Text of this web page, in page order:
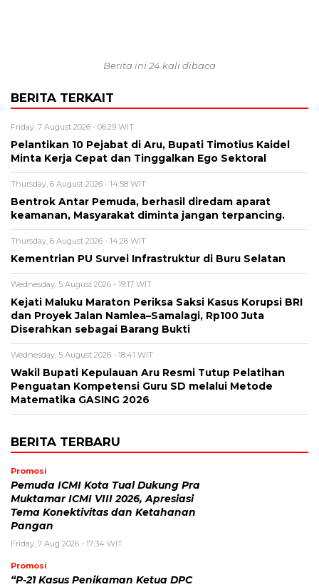
Berita ini 24 kali dibaca
BERITA TERKAIT
Friday, 7 August 2026 - 06:29 WIT
Pelantikan 10 Pejabat di Aru, Bupati Timotius Kaidel
Minta Kerja Cepat dan Tinggalkan Ego Sektoral
Thursday, 6 August 2026 - 14:58 WIT
Bentrok Antar Pemuda, berhasil diredam aparat
keamanan, Masyarakat diminta jangan terpancing.
Thursday, 6 August 2026 - 14:26 WIT
Kementrian PU Survei Infrastruktur di Buru Selatan
Wednesday, 5 August 2026 - 19:17 WIT
Kejati Maluku Maraton Periksa Saksi Kasus Korupsi BRI
dan Proyek Jalan Namlea–Samalagi, Rp100 Juta
Diserahkan sebagai Barang Bukti
Wednesday, 5 August 2026 - 18:41 WIT
Wakil Bupati Kepulauan Aru Resmi Tutup Pelatihan
Penguatan Kompetensi Guru SD melalui Metode
Matematika GASING 2026
BERITA TERBARU
Promosi
Pemuda ICMI Kota Tual Dukung Pra
Muktamar ICMI VIII 2026, Apresiasi
Tema Konektivitas dan Ketahanan
Pangan
Friday, 7 Aug 2026 - 17:34 WIT
Promosi
“P-21 Kasus Penikaman Ketua DPC